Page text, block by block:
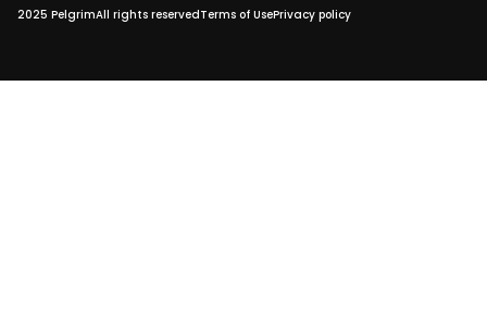
2025 PelgrimAll rights reservedTerms of UsePrivacy policy